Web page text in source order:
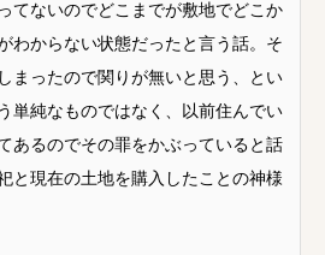
てないのでどこまでが敷地でどこか
わからない状態だったと言う話。そ
まったので関りが無いと思う、とい
単純なものではなく、以前住んでい
あるのでその罪をかぶっていると話
と現在の土地を購入したことの神様